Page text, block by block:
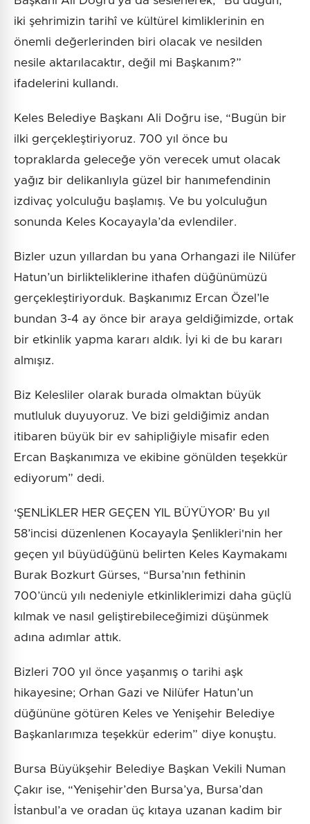
iki şehrimizin tarihî ve kültürel kimliklerinin en
önemli değerlerinden biri olacak ve nesilden
nesile aktarılacaktır, değil mi Başkanım?”
ifadelerini kullandı.
Keles Belediye Başkanı Ali Doğru ise, “Bugün bir
ilki gerçekleştiriyoruz. 700 yıl önce bu
topraklarda geleceğe yön verecek umut olacak
yağız bir delikanlıyla güzel bir hanımefendinin
izdivaç yolculuğu başlamış. Ve bu yolculuğun
sonunda Keles Kocayayla’da evlendiler.
Bizler uzun yıllardan bu yana Orhangazi ile Nilüfer
Hatun’un birlikteliklerine ithafen düğünümüzü
gerçekleştiriyorduk. Başkanımız Ercan Özel’le
bundan 3-4 ay önce bir araya geldiğimizde, ortak
bir etkinlik yapma kararı aldık. İyi ki de bu kararı
almışız.
Biz Kelesliler olarak burada olmaktan büyük
mutluluk duyuyoruz. Ve bizi geldiğimiz andan
itibaren büyük bir ev sahipliğiyle misafir eden
Ercan Başkanımıza ve ekibine gönülden teşekkür
ediyorum” dedi.
‘ŞENLİKLER HER GEÇEN YIL BÜYÜYOR’ Bu yıl
58’incisi düzenlenen Kocayayla Şenlikleri'nin her
geçen yıl büyüdüğünü belirten Keles Kaymakamı
Burak Bozkurt Gürses, “Bursa’nın fethinin
700’üncü yılı nedeniyle etkinliklerimizi daha güçlü
kılmak ve nasıl geliştirebileceğimizi düşünmek
adına adımlar attık.
Bizleri 700 yıl önce yaşanmış o tarihi aşk
hikayesine; Orhan Gazi ve Nilüfer Hatun’un
düğününe götüren Keles ve Yenişehir Belediye
Başkanlarımıza teşekkür ederim” diye konuştu.
Bursa Büyükşehir Belediye Başkan Vekili Numan
Çakır ise, “Yenişehir’den Bursa’ya, Bursa’dan
İstanbul’a ve oradan üç kıtaya uzanan kadim bir